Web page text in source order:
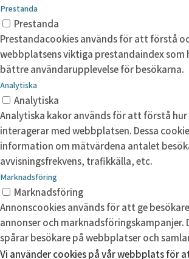
Vi använder cookies på vår webbplats för
Prestanda
Prestanda
Prestandacookies används för att förstå
webbplatsens viktiga prestandaindex som
bättre användarupplevelse för besökarna.
Analytiska
Analytiska
Analytiska kakor används för att förstå hur
interagerar med webbplatsen. Dessa
information om mätvärdena antalet
avvisningsfrekvens, trafikkälla, etc.
Marknadsföring
Marknadsföring
Annonscookies används för att ge
annonser och marknadsföringskampanjer.
spårar besökare på webbplatser och
att tillhandahålla anpassade annonser.